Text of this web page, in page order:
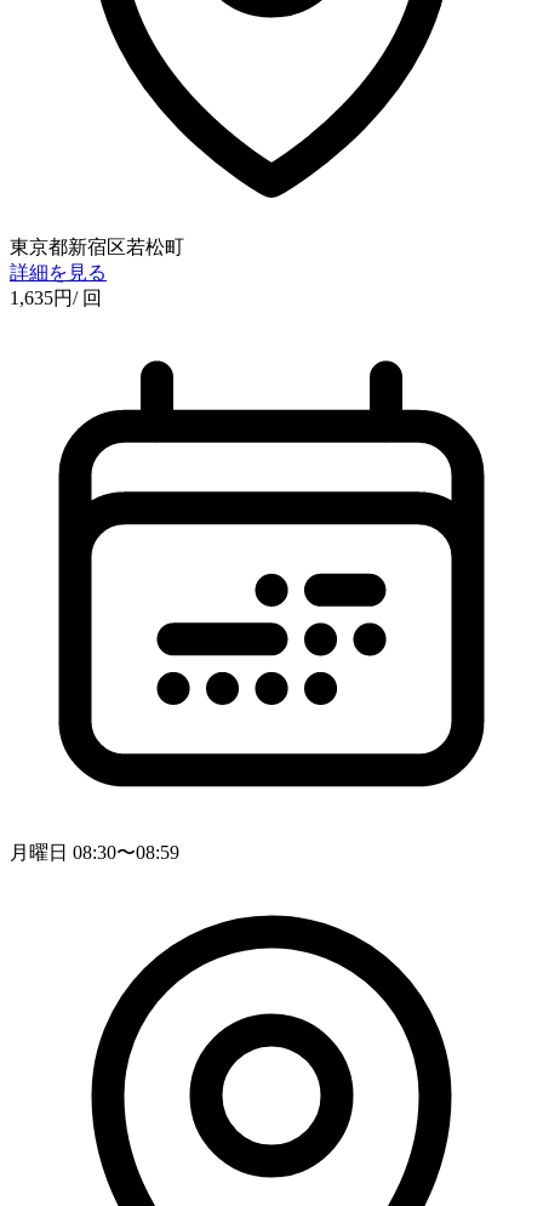
東京都新宿区若松町
詳細を見る
1,635円/ 回
月曜日 08:30〜08:59